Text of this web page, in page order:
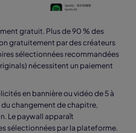
gratuit. Plus de 90 % des
gratuitement par des créateurs
sélectionnées recommandées
nécessitent un paiement
en bannière ou vidéo de 5 à
changement de chapitre,
Le paywall apparaît
sélectionnées par la plateforme.